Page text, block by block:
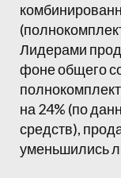
Лидерами
фоне общего
на 24% (по
средств),
уменьшились